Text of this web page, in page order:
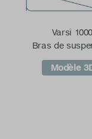
Varsi 1000
Bras de
Modèle